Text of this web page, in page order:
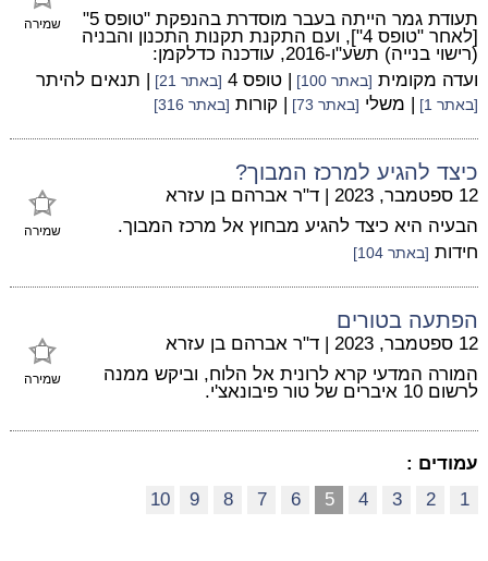
שמירה
תעודת גמר הייתה בעבר מוסדרת בהנפקת "טופס 5"
[לאחר "טופס 4"], ועם התקנת תקנות התכנון והבניה
(רישוי בנייה) תשע"ו-2016, עודכנה כדלקמן:
ועדה מקומית [באתר 100] | טופס 4 [באתר 21] | תנאים להיתר
[באתר 1] | משלי [באתר 73] | קורות [באתר 316]
כיצד להגיע למרכז המבוך?
שמירה
12 ספטמבר, 2023 | ד"ר אברהם בן עזרא
הבעיה היא כיצד להגיע מבחוץ אל מרכז המבוך.
חידות [באתר 104]
הפתעה בטורים
שמירה
12 ספטמבר, 2023 | ד"ר אברהם בן עזרא
המורה המדעי קרא לרונית אל הלוח, וביקש ממנה
לרשום 10 איברים של טור פיבונאצ'י.
עמודים :
1
2
3
4
5
6
7
8
9
10